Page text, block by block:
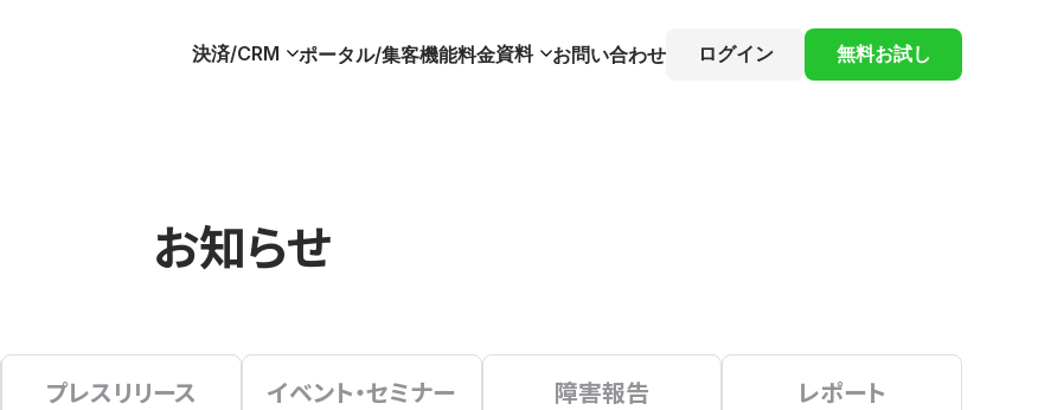
決済/CRM ポータル/集客機能料金資料 お問い合わせ ログイン 無料お試し
お知らせ
プレスリリース イベント・セミナー 障害報告 レポート